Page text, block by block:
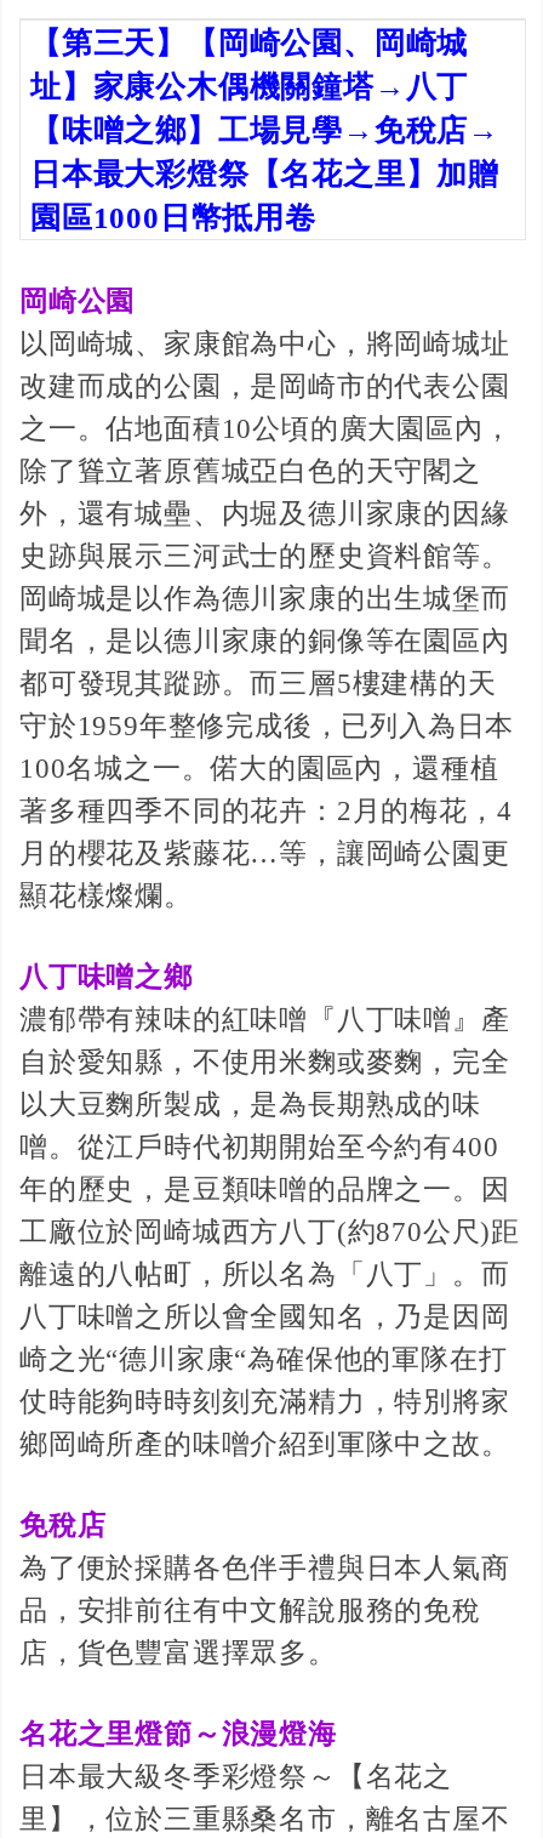
【第三天】【岡崎公園、岡崎城
址】家康公木偶機關鐘塔→八丁
【味噌之鄉】工場見學→免稅店→
日本最大彩燈祭【名花之里】加贈
園區1000日幣抵用卷
岡崎公園
以岡崎城、家康館為中心，將岡崎城址
改建而成的公園，是岡崎市的代表公園
之一。佔地面積10公頃的廣大園區內，
除了聳立著原舊城亞白色的天守閣之
外，還有城壘、内堀及德川家康的因緣
史跡與展示三河武士的歷史資料館等。
岡崎城是以作為德川家康的出生城堡而
聞名，是以德川家康的銅像等在園區內
都可發現其蹤跡。而三層5樓建構的天
守於1959年整修完成後，已列入為日本
100名城之一。偌大的園區內，還種植
著多種四季不同的花卉：2月的梅花，4
月的櫻花及紫藤花…等，讓岡崎公園更
顯花樣燦爛。
八丁味噌之鄉
濃郁帶有辣味的紅味噌『八丁味噌』產
自於愛知縣，不使用米麴或麥麴，完全
以大豆麴所製成，是為長期熟成的味
噌。從江戶時代初期開始至今約有400
年的歷史，是豆類味噌的品牌之一。因
工廠位於岡崎城西方八丁(約870公尺)距
離遠的八帖町，所以名為「八丁」。而
八丁味噌之所以會全國知名，乃是因岡
崎之光“德川家康“為確保他的軍隊在打
仗時能夠時時刻刻充滿精力，特別將家
鄉岡崎所產的味噌介紹到軍隊中之故。
免稅店
為了便於採購各色伴手禮與日本人氣商
品，安排前往有中文解說服務的免稅
店，貨色豐富選擇眾多。
名花之里燈節～浪漫燈海
日本最大級冬季彩燈祭～【名花之
里】，位於三重縣桑名市，離名古屋不